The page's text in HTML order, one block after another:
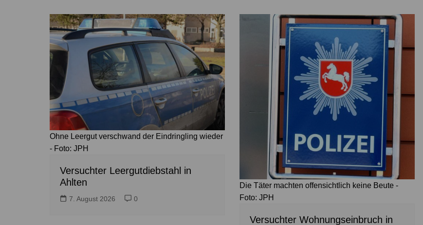
Ohne Leergut verschwand der Eindringling wieder
- Foto: JPH
Versuchter Leergutdiebstahl in
Ahlten
7. August 2026 0
Die Täter machten offensichtlich keine Beute -
Foto: JPH
Versuchter Wohnungseinbruch in